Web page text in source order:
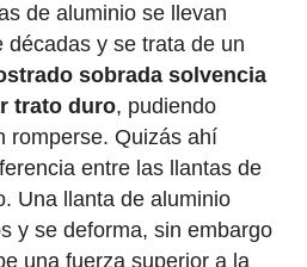
de aluminio se llevan
décadas y se trata de un
sobrada solvencia
trato duro, pudiendo
romperse. Quizás ahí
entre las llantas de
Una llanta de aluminio
y se deforma, sin embargo
una fuerza superior a la